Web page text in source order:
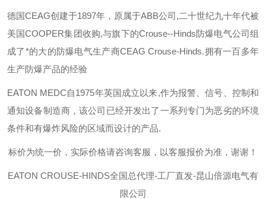
德国CEAG创建于1897年，原属于ABB公司,二十世纪九十年代被
美国COOPER集团收购,与旗下的Crouse--Hinds防爆电气公司组
成了*的大的防爆电气生产商CEAG Crouse-Hinds.拥有一百多年
生产防爆产品的经验
EATON MEDC自1975年英国成立以来,作为报警、信号、控制和
通知设备制造商，该公司已经开发出了一系列专门为恶劣的环境
条件和有爆炸风险的区域而设计的产品.
标价为统一价，实际价格请咨询客服，以客服报价为准，谢谢！
EATON CROUSE-HINDS全国总代理-工厂直发-昆山倍源电气有
限公司